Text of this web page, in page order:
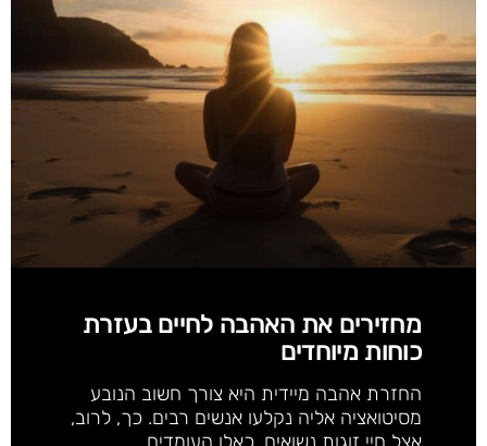
מחזירים את האהבה לחיים בעזרת
כוחות מיוחדים
החזרת אהבה מיידית היא צורך חשוב הנובע
מסיטואציה אליה נקלעו אנשים רבים. כך, לרוב,